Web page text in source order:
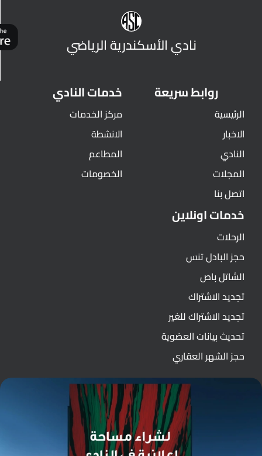
نادي الأسكندرية الرياضي
روابط سريعة
الرئيسية
الاخبار
النادي
المجلات
اتصل بنا
خدمات النادي
مركز الخدمات
الانشطة
المطاعم
الخصومات
خدمات اونلاين
الرحلات
حجز البادل تنس
الشاتل باص
تجديد الاشتراك
تجديد الاشتراك للغير
تحديث بيانات العضوية
حجز الشهر العقاري